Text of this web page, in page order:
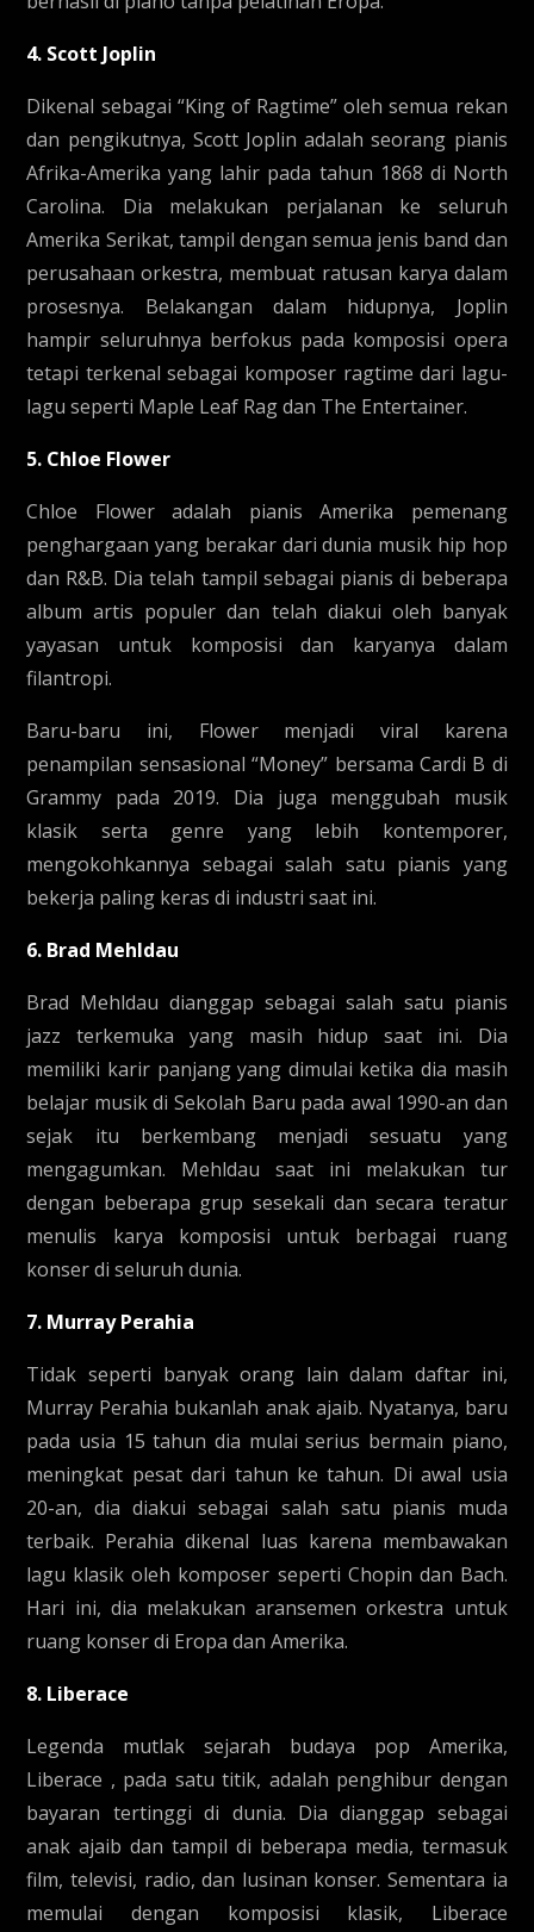
4. Scott Joplin
Dikenal sebagai “King of Ragtime” oleh semua rekan
dan pengikutnya, Scott Joplin adalah seorang pianis
Afrika-Amerika yang lahir pada tahun 1868 di North
Carolina. Dia melakukan perjalanan ke seluruh
Amerika Serikat, tampil dengan semua jenis band dan
perusahaan orkestra, membuat ratusan karya dalam
prosesnya. Belakangan dalam hidupnya, Joplin
hampir seluruhnya berfokus pada komposisi opera
tetapi terkenal sebagai komposer ragtime dari lagu-
lagu seperti Maple Leaf Rag dan The Entertainer.
5. Chloe Flower
Chloe Flower adalah pianis Amerika pemenang
penghargaan yang berakar dari dunia musik hip hop
dan R&B. Dia telah tampil sebagai pianis di beberapa
album artis populer dan telah diakui oleh banyak
yayasan untuk komposisi dan karyanya dalam
filantropi.
Baru-baru ini, Flower menjadi viral karena
penampilan sensasional “Money” bersama Cardi B di
Grammy pada 2019. Dia juga menggubah musik
klasik serta genre yang lebih kontemporer,
mengokohkannya sebagai salah satu pianis yang
bekerja paling keras di industri saat ini.
6. Brad Mehldau
Brad Mehldau dianggap sebagai salah satu pianis
jazz terkemuka yang masih hidup saat ini. Dia
memiliki karir panjang yang dimulai ketika dia masih
belajar musik di Sekolah Baru pada awal 1990-an dan
sejak itu berkembang menjadi sesuatu yang
mengagumkan. Mehldau saat ini melakukan tur
dengan beberapa grup sesekali dan secara teratur
menulis karya komposisi untuk berbagai ruang
konser di seluruh dunia.
7. Murray Perahia
Tidak seperti banyak orang lain dalam daftar ini,
Murray Perahia bukanlah anak ajaib. Nyatanya, baru
pada usia 15 tahun dia mulai serius bermain piano,
meningkat pesat dari tahun ke tahun. Di awal usia
20-an, dia diakui sebagai salah satu pianis muda
terbaik. Perahia dikenal luas karena membawakan
lagu klasik oleh komposer seperti Chopin dan Bach.
Hari ini, dia melakukan aransemen orkestra untuk
ruang konser di Eropa dan Amerika.
8. Liberace
Legenda mutlak sejarah budaya pop Amerika,
Liberace , pada satu titik, adalah penghibur dengan
bayaran tertinggi di dunia. Dia dianggap sebagai
anak ajaib dan tampil di beberapa media, termasuk
film, televisi, radio, dan lusinan konser. Sementara ia
memulai dengan komposisi klasik, Liberace